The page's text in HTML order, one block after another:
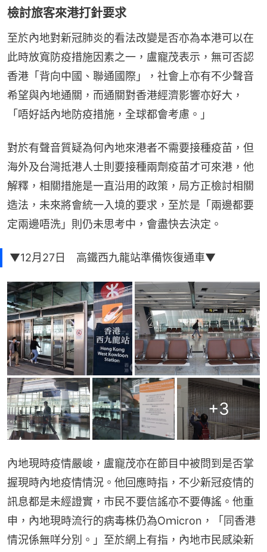
檢討旅客來港打針要求
至於內地對新冠肺炎的看法改變是否亦為本港可以在
此時放寬防疫措施因素之一，盧寵茂表示，無可否認
香港「背向中國、聯通國際」，社會上亦有不少聲音
希望與內地通關，而通關對香港經濟影響亦好大，
「唔好話內地防疫措施，全球都會考慮。」
對於有聲音質疑為何內地來港者不需要接種疫苗，但
海外及台灣抵港人士則要接種兩劑疫苗才可來港，他
解釋，相關措施是一直沿用的政策，局方正檢討相關
造法，未來將會統一入境的要求，至於是「兩邊都要
定兩邊唔洗」則仍未思考中，會盡快去決定。
▼12月27日 高鐵西九龍站準備恢復通車▼
+3
內地現時疫情嚴峻，盧寵茂亦在節目中被問到是否掌
握現時內地疫情情況。他回應時指，不少新冠疫情的
訊息都是未經證實，市民不要信謠亦不要傳謠。他重
申，內地現時流行的病毒株仍為Oｍicron，「同香港
情況係無咩分別。」至於網上有指，內地市民感染新